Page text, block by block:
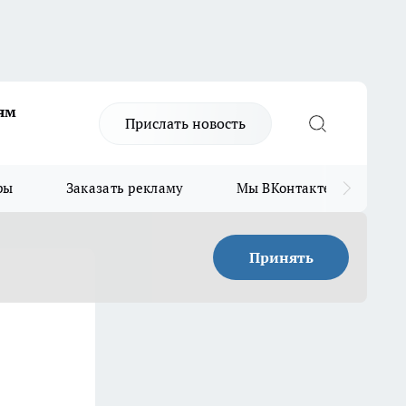
Прислать новость
Заказать рекламу Мы ВКонтакте
Принять